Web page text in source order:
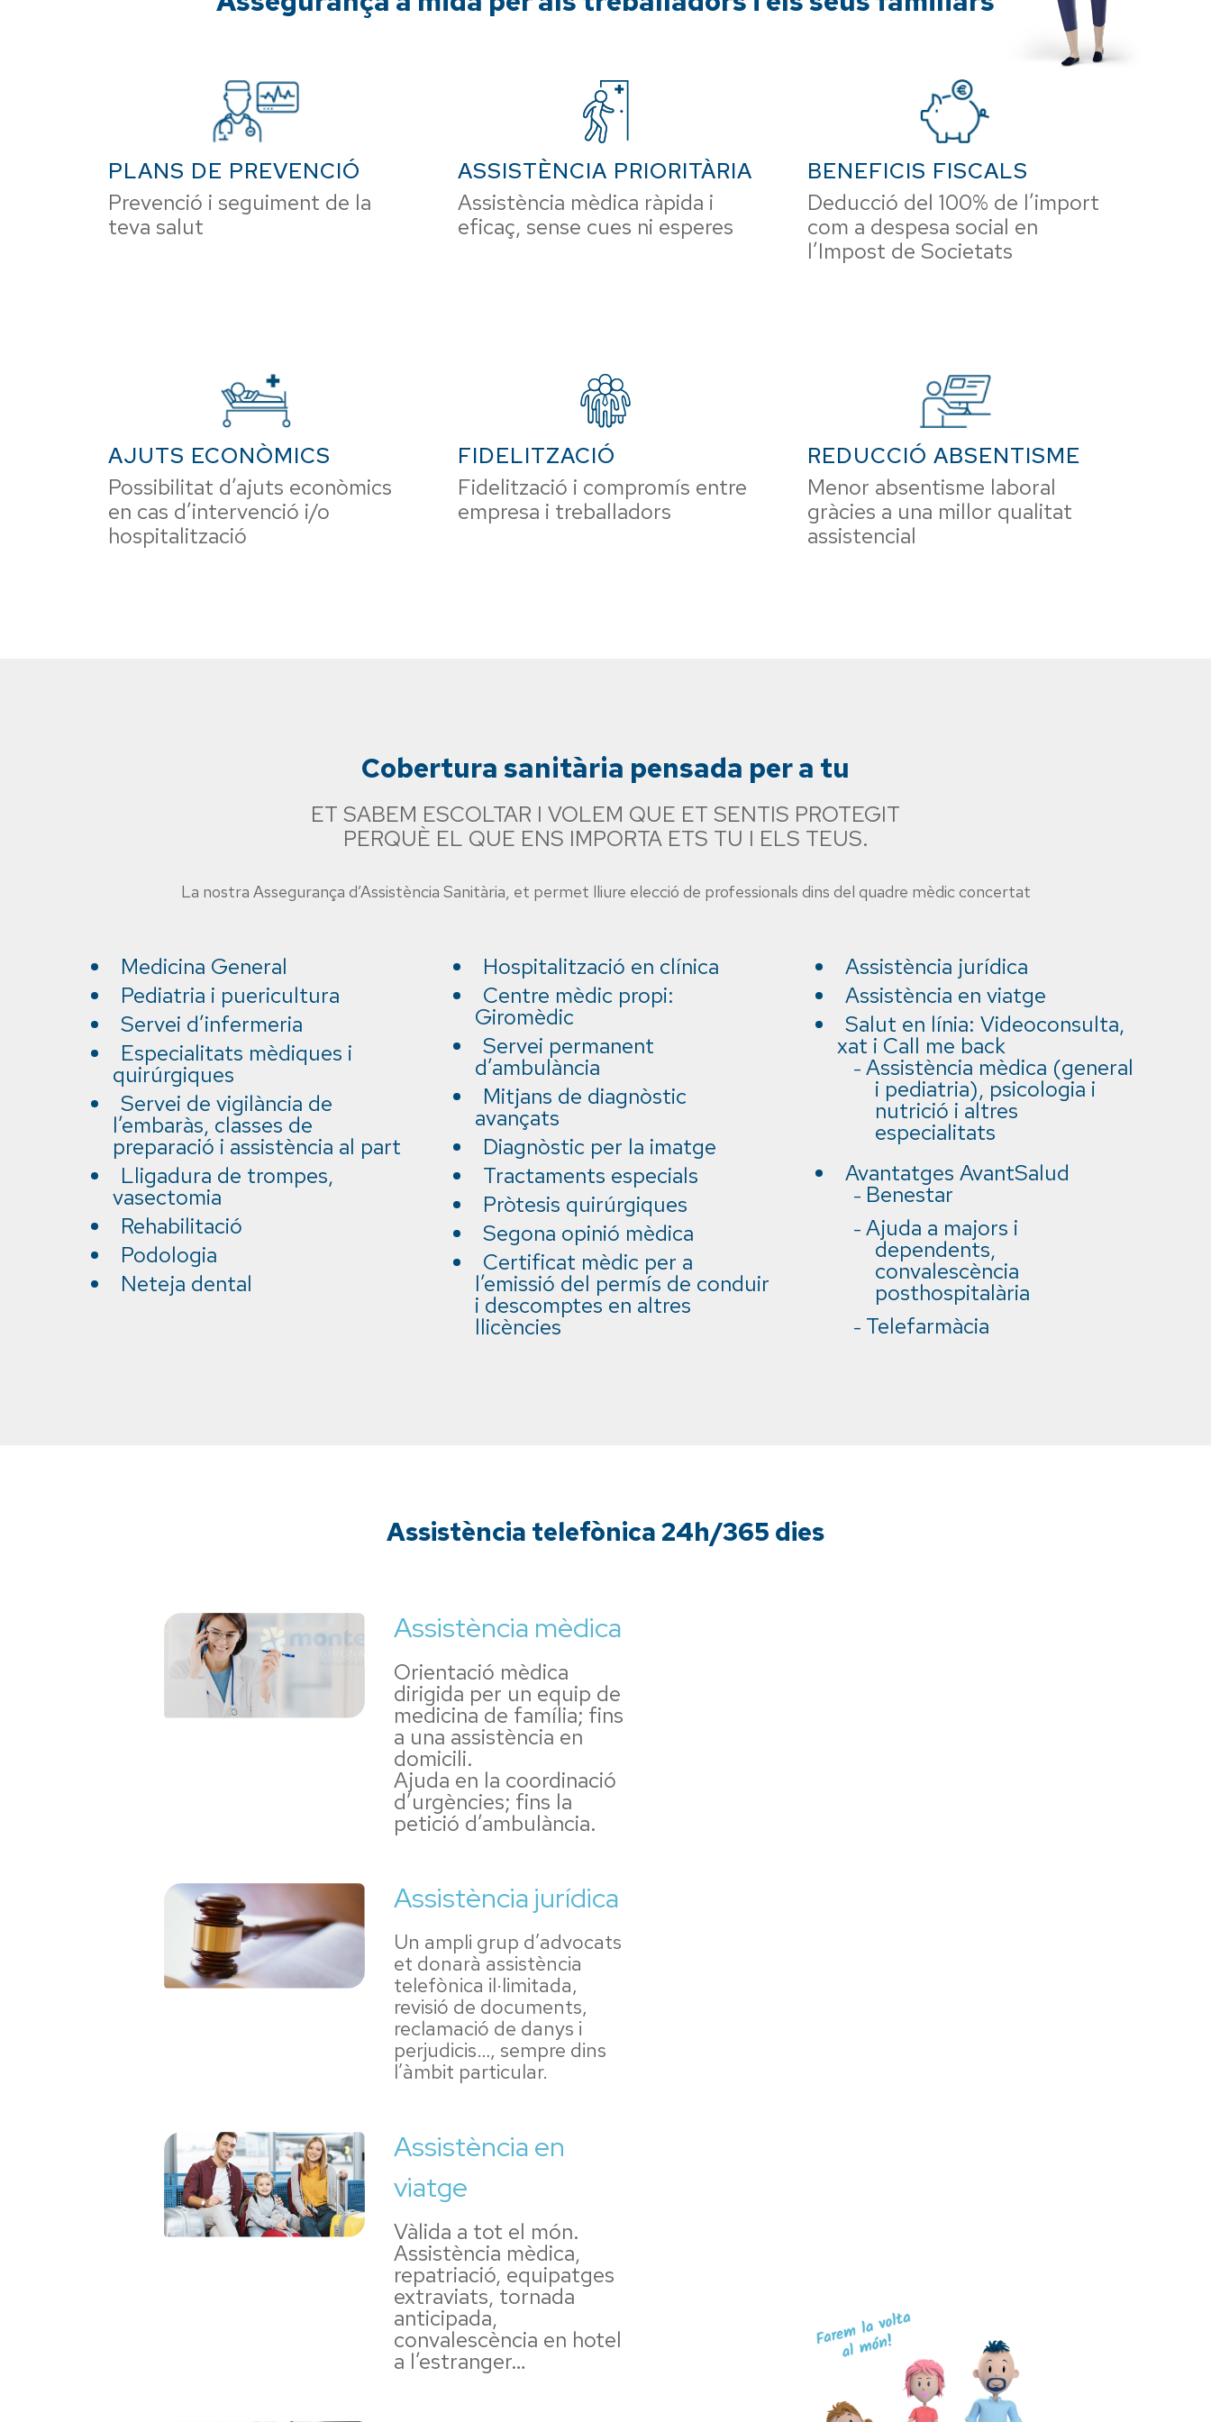
PLANS DE PREVENCIÓ
Prevenció i seguiment de la
teva salut
ASSISTÈNCIA PRIORITÀRIA
Assistència mèdica ràpida i
eficaç, sense cues ni esperes
BENEFICIS FISCALS
Deducció del 100% de l’import
com a despesa social en
l’Impost de Societats
AJUTS ECONÒMICS
Possibilitat d’ajuts econòmics
en cas d’intervenció i/o
hospitalització
FIDELITZACIÓ
Fidelització i compromís entre
empresa i treballadors
REDUCCIÓ ABSENTISME
Menor absentisme laboral
gràcies a una millor qualitat
assistencial
Cobertura sanitària pensada per a tu
ET SABEM ESCOLTAR I VOLEM QUE ET SENTIS PROTEGIT
PERQUÈ EL QUE ENS IMPORTA ETS TU I ELS TEUS.
La nostra Assegurança d’Assistència Sanitària, et permet lliure elecció de professionals dins del quadre mèdic concertat
Medicina General
Pediatria i puericultura
Servei d’infermeria
Especialitats mèdiques i
quirúrgiques
Servei de vigilància de
l’embaràs, classes de
preparació i assistència al part
Lligadura de trompes,
vasectomia
Rehabilitació
Podologia
Neteja dental
Hospitalització en clínica
Centre mèdic propi:
Giromèdic
Servei permanent
d’ambulància
Mitjans de diagnòstic
avançats
Diagnòstic per la imatge
Tractaments especials
Pròtesis quirúrgiques
Segona opinió mèdica
Certificat mèdic per a
l’emissió del permís de conduir
i descomptes en altres
llicències
Assistència jurídica
Assistència en viatge
Salut en línia: Videoconsulta,
xat i Call me back
Assistència mèdica (general
i pediatria), psicologia i
nutrició i altres
especialitats
Avantatges AvantSalud
Benestar
Ajuda a majors i
dependents,
convalescència
posthospitalària
Telefarmàcia
Assistència telefònica 24h/365 dies
Assistència mèdica
Orientació mèdica
dirigida per un equip de
medicina de família; fins
a una assistència en
domicili.
Ajuda en la coordinació
d’urgències; fins la
petició d’ambulància.
Assistència jurídica
Un ampli grup d’advocats
et donarà assistència
telefònica il·limitada,
revisió de documents,
reclamació de danys i
perjudicis…, sempre dins
l’àmbit particular.
Assistència en
viatge
Vàlida a tot el món.
Assistència mèdica,
repatriació, equipatges
extraviats, tornada
anticipada,
convalescència en hotel
a l’estranger…